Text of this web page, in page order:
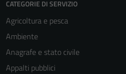
CATEGORIE DI SERVIZIO
Agricoltura e pesca
Ambiente
Anagrafe e stato civile
Appalti pubblici